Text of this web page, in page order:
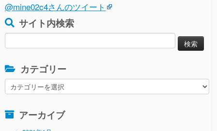
@mine02c4さんのツイート
サイト内検索
索:
カテゴリー
カ
テ
リ
アーカイブ